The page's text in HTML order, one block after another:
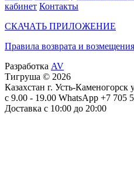
кабинет Контакты
СКАЧАТЬ ПРИЛОЖЕНИЕ
Правила возврата и возмещения
Разработка AV
Тигруша © 2026
Казахстан г. Усть-
с 9.00 - 19.00 WhatsApp +7 705
Доставка с 10:00 до 20:00